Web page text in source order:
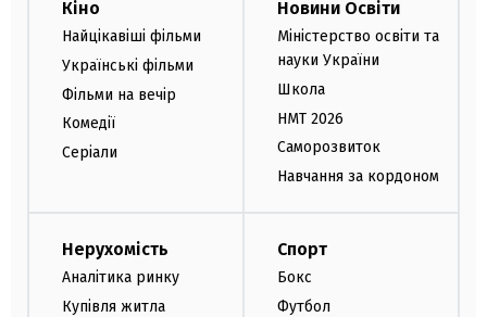
Кіно
Найцікавіші фільми
Українські фільми
Фільми на вечір
Комедії
Серіали
Новини Освіти
Міністерство освіти та
науки України
Школа
НМТ 2026
Саморозвиток
Навчання за кордоном
Нерухомість
Аналітика ринку
Купівля житла
Спорт
Бокс
Футбол